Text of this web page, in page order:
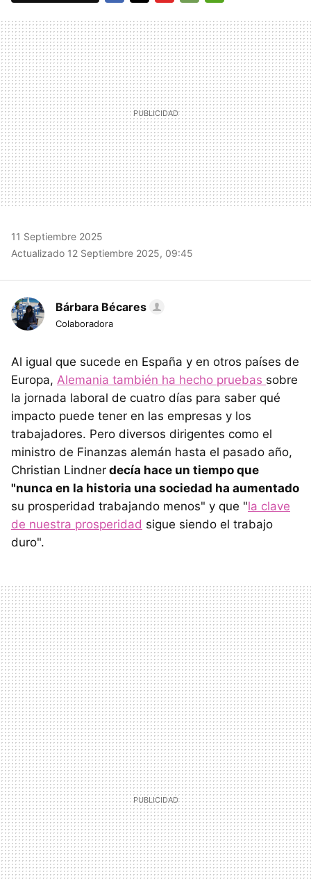
MAIL
11 Septiembre 2025
Actualizado 12 Septiembre 2025, 09:45
Bárbara Bécares
Colaboradora
Al igual que sucede en España y en otros países de
Europa, Alemania también ha hecho pruebas sobre
la jornada laboral de cuatro días para saber qué
impacto puede tener en las empresas y los
trabajadores. Pero diversos dirigentes como el
ministro de Finanzas alemán hasta el pasado año,
Christian Lindner decía hace un tiempo que
"nunca en la historia una sociedad ha aumentado
su prosperidad trabajando menos" y que "la clave
de nuestra prosperidad sigue siendo el trabajo
duro".